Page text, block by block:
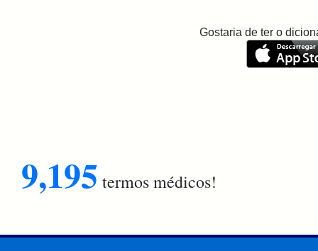
Gostaria de ter o
9,195 termos médicos!